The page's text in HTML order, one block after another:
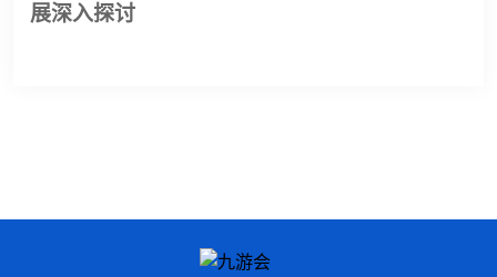
展深入探讨